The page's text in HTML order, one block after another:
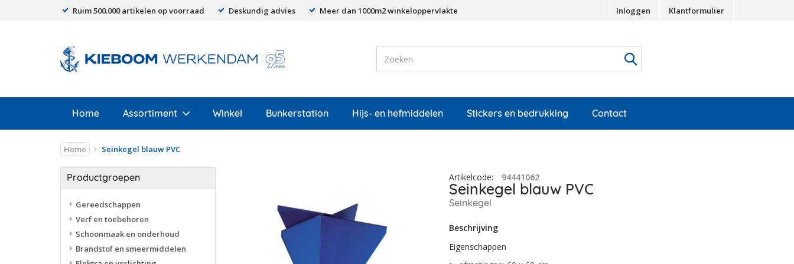
Ruim 500.000 artikelen op voorraad Deskundig advies Meer dan 1000m2 winkeloppervlakte Inloggen Klantformulier
Home Assortiment Winkel Bunkerstation Hijs- en hefmiddelen Stickers en bedrukking Contact
Home Seinkegel blauw PVC
Productgroepen
Gereedschappen
Verf en toebehoren
Schoonmaak en onderhoud
Brandstof en smeermiddelen
Artikelcode: 94441062
Seinkegel blauw PVC
Seinkegel
Beschrijving
Eigenschappen